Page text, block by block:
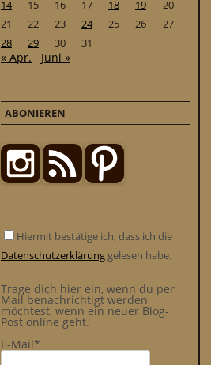
14
15 16 17 18 19
20
21
22 23 24 25 26
27
28
29 30 31
« Apr. Juni »
ABONIEREN
Hiermit bestätige ich, dass ich die
Datenschutzerklärung gelesen habe.
Trage dich hier ein, wenn du per
Mail benachrichtigt werden
möchtest, wenn ein neuer Blog-
Post online geht.
E-Mail*